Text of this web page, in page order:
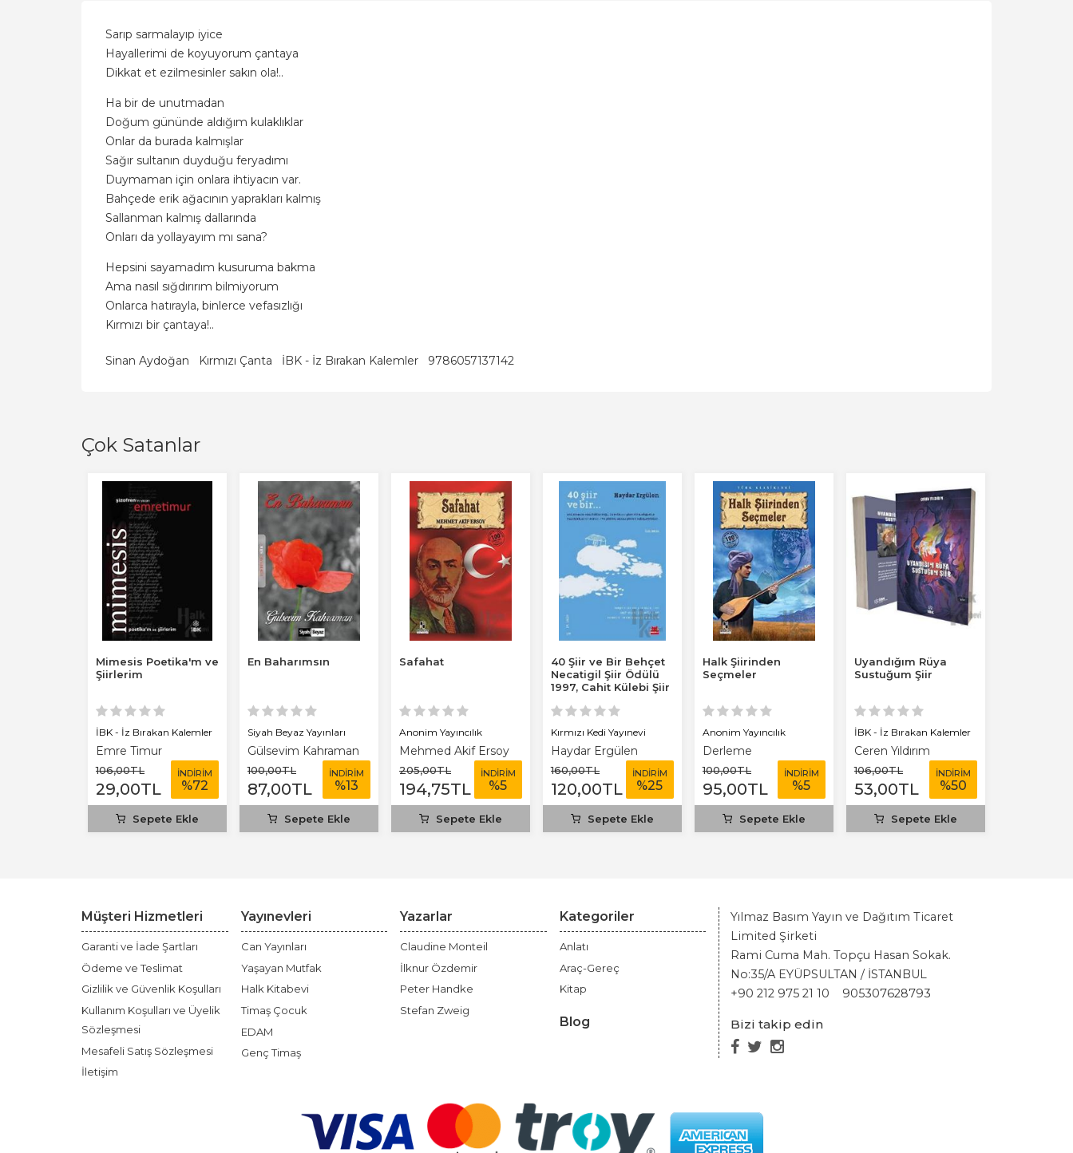
Sarıp sarmalayıp iyice
Hayallerimi de koyuyorum çantaya
Dikkat et ezilmesinler sakın ola!..
Ha bir de unutmadan
Doğum gününde aldığım kulaklıklar
Onlar da burada kalmışlar
Sağır sultanın duyduğu feryadımı
Duymaman için onlara ihtiyacın var.
Bahçede erik ağacının yaprakları kalmış
Sallanman kalmış dallarında
Onları da yollayayım mı sana?
Hepsini sayamadım kusuruma bakma
Ama nasıl sığdırırım bilmiyorum
Onlarca hatırayla, binlerce vefasızlığı
Kırmızı bir çantaya!..
Sinan Aydoğan Kırmızı Çanta İBK - İz Bırakan Kalemler 9786057137142
Çok Satanlar
Mimesis Poetika'm ve
Şiirlerim
İBK - İz Bırakan Kalemler
Emre Timur
106,00TL
29,00TL
İNDİRİM
%72
Sepete Ekle
En Baharımsın
Siyah Beyaz Yayınları
Gülsevim Kahraman
100,00TL
87,00TL
İNDİRİM
%13
Sepete Ekle
Safahat
Anonim Yayıncılık
Mehmed Akif Ersoy
205,00TL
194,75TL
İNDİRİM
%5
Sepete Ekle
40 Şiir ve Bir Behçet
Necatigil Şiir Ödülü
1997, Cahit Külebi Şiir
Kırmızı Kedi Yayınevi
Haydar Ergülen
160,00TL
120,00TL
İNDİRİM
%25
Sepete Ekle
Halk Şiirinden
Seçmeler
Anonim Yayıncılık
Derleme
100,00TL
95,00TL
İNDİRİM
%5
Sepete Ekle
Uyandığım Rüya
Sustuğum Şiir
İBK - İz Bırakan Kalemler
Ceren Yıldırım
106,00TL
53,00TL
İNDİRİM
%50
Sepete Ekle
Müşteri Hizmetleri
Garanti ve İade Şartları
Ödeme ve Teslimat
Gizlilik ve Güvenlik Koşulları
Kullanım Koşulları ve Üyelik
Sözleşmesi
Mesafeli Satış Sözleşmesi
İletişim
Yayınevleri
Can Yayınları
Yaşayan Mutfak
Halk Kitabevi
Timaş Çocuk
EDAM
Genç Timaş
Yazarlar
Claudine Monteil
İlknur Özdemir
Peter Handke
Stefan Zweig
Kategoriler
Anlatı
Araç-Gereç
Kitap
Blog
Yılmaz Basım Yayın ve Dağıtım Ticaret
Limited Şirketi
Rami Cuma Mah. Topçu Hasan Sokak.
No:35/A EYÜPSULTAN / İSTANBUL
+90 212 975 21 10
905307628793
Bizi takip edin